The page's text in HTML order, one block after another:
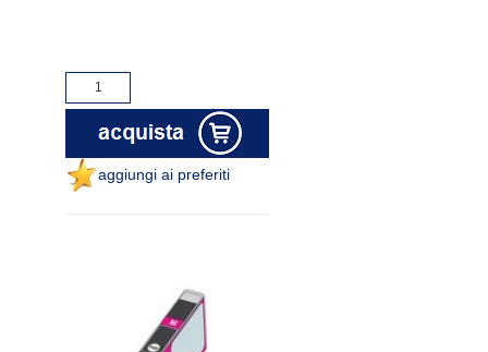
aggiungi ai preferiti